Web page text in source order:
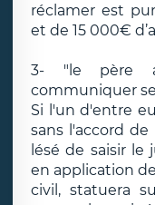
réclamer est
et de 15 000€
3- "le père a
communiquer
Si l'un d'entre
sans l'accord
lésé de saisir le
en application
civil, statuera